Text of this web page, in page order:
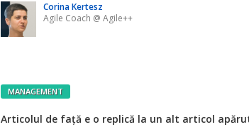
Corina Kertesz
Agile Coach @ Agile++
MANAGEMENT
Articolul de față e o replică la un alt articol